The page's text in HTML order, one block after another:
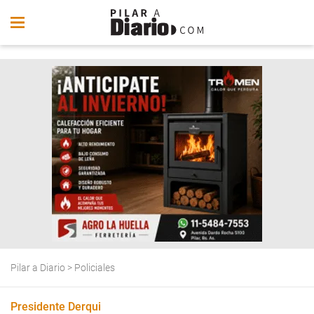
Pilar a Diario > Policiales
Presidente Derqui